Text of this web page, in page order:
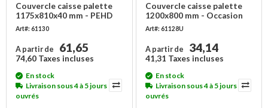
Couvercle caisse palette
1175x810x40 mm - PEHD
Art#: 61130
A partir de 61,65
74,60 Taxes incluses
En stock
Livraison sous 4 à 5 jours
ouvrés
Couvercle caisse palette
1200x800 mm - Occasion
Art#: 61128U
A partir de 34,14
41,31 Taxes incluses
En stock
Livraison sous 4 à 5 jours
ouvrés